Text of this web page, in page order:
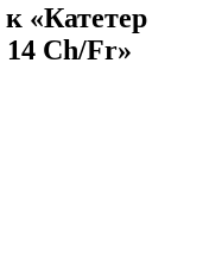
«Катетер
14 Сh/Fr»